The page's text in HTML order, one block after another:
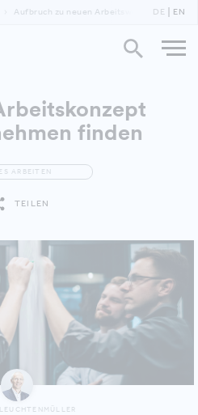
Aufbruch zu neuen Arbeitswelten - Teil 2
DE EN
finden
ARBEITEN
TEILEN